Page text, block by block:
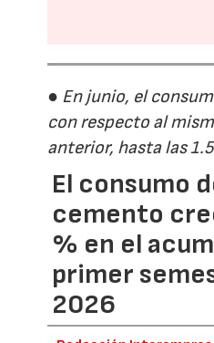
● En junio, el
con respecto al
anterior, hasta las
El consumo
cemento
% en el
primer
2026